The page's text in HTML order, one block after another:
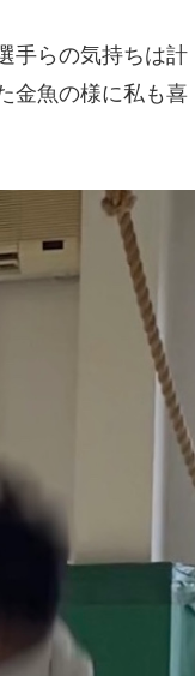
手らの気持ちは計
金魚の様に私も喜